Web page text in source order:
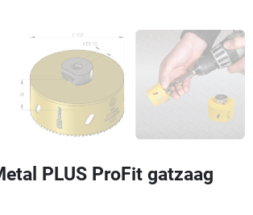
PLUS ProFit gatzaag